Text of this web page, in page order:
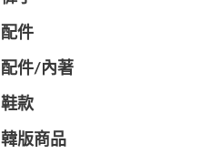
配件
配件/內著
鞋款
韓版商品